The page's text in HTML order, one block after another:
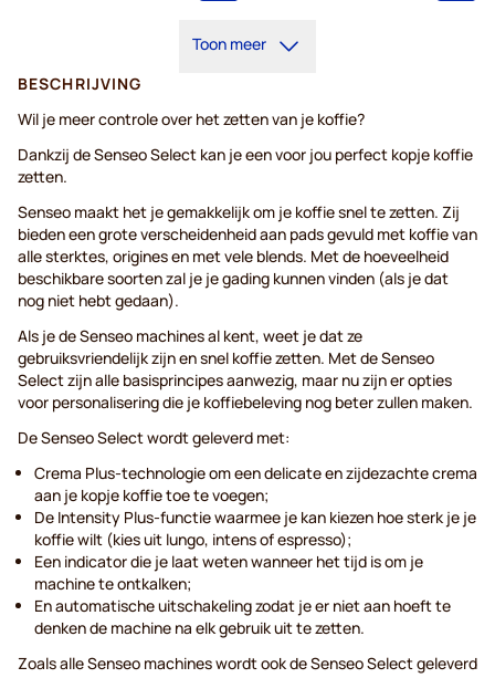
Toon meer
BESCHRIJVING
Wil je meer controle over het zetten van je koffie?
Dankzij de Senseo Select kan je een voor jou perfect kopje koffie
zetten.
Senseo maakt het je gemakkelijk om je koffie snel te zetten. Zij
bieden een grote verscheidenheid aan pads gevuld met koffie van
alle sterktes, origines en met vele blends. Met de hoeveelheid
beschikbare soorten zal je je gading kunnen vinden (als je dat
nog niet hebt gedaan).
Als je de Senseo machines al kent, weet je dat ze
gebruiksvriendelijk zijn en snel koffie zetten. Met de Senseo
Select zijn alle basisprincipes aanwezig, maar nu zijn er opties
voor personalisering die je koffiebeleving nog beter zullen maken.
De Senseo Select wordt geleverd met:
Crema Plus-technologie om een delicate en zijdezachte crema
aan je kopje koffie toe te voegen;
De Intensity Plus-functie waarmee je kan kiezen hoe sterk je je
koffie wilt (kies uit lungo, intens of espresso);
Een indicator die je laat weten wanneer het tijd is om je
machine te ontkalken;
En automatische uitschakeling zodat je er niet aan hoeft te
denken de machine na elk gebruik uit te zetten.
Zoals alle Senseo machines wordt ook de Senseo Select geleverd